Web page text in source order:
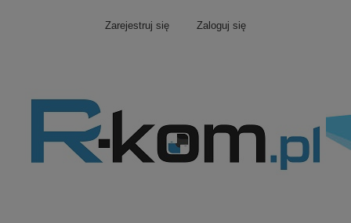
Zarejestruj się Zaloguj się